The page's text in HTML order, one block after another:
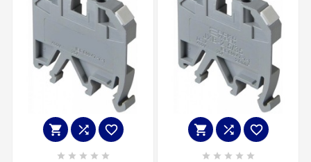
  
    
  
    